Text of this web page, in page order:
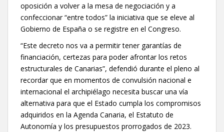
oposición a volver a la mesa de negociación y a
confeccionar “entre todos” la iniciativa que se eleve al
Gobierno de España o se registre en el Congreso.
“Este decreto nos va a permitir tener garantías de
financiación, certezas para poder afrontar los retos
estructurales de Canarias”, defendió durante el pleno al
recordar que en momentos de convulsión nacional e
internacional el archipiélago necesita buscar una vía
alternativa para que el Estado cumpla los compromisos
adquiridos en la Agenda Canaria, el Estatuto de
Autonomía y los presupuestos prorrogados de 2023.